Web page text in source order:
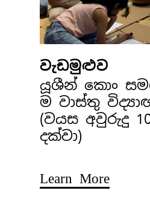
වැඩමුළුව
යූශීන් කොං
ම වාස්තු
(වයස අවුරුදු
දක්වා)
Learn More